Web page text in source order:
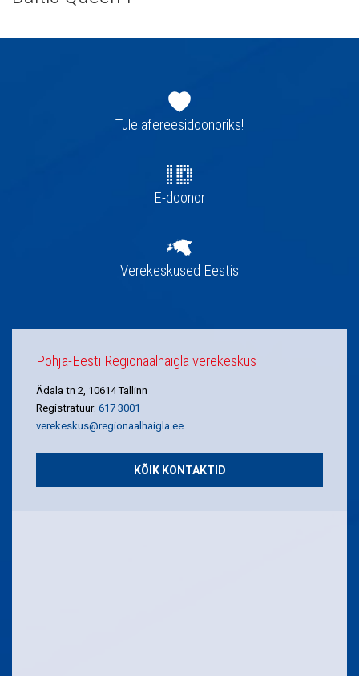
navigatsioonTule afereesidoonoriks!
E-doonor
Verekeskused Eestis
Põhja-Eesti Regionaalhaigla verekeskus
Ädala tn 2, 10614 Tallinn
Registratuur: 617 3001
verekeskus@regionaalhaigla.ee
KÕIK KONTAKTID